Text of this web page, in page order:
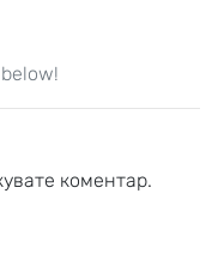
коментар.